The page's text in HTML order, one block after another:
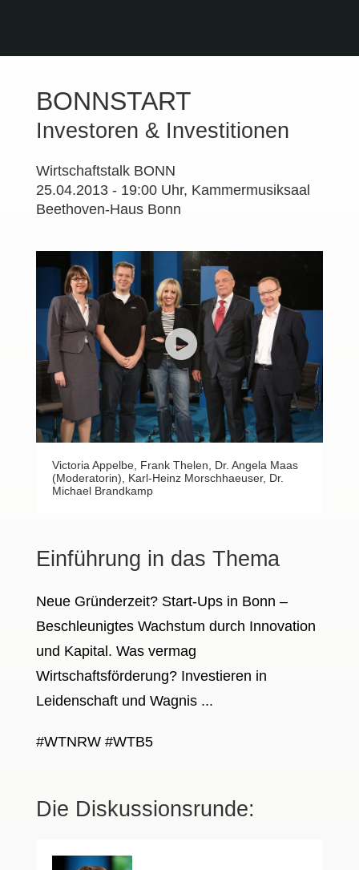
BONNSTART
Investoren & Investitionen
Wirtschaftstalk BONN
25.04.2013 - 19:00 Uhr, Kammermusiksaal
Beethoven-Haus Bonn
Victoria Appelbe, Frank Thelen, Dr. Angela Maas
(Moderatorin), Karl-Heinz Morschhaeuser, Dr.
Michael Brandkamp
Einführung in das Thema
Neue Gründerzeit? Start-Ups in Bonn –
Beschleunigtes Wachstum durch Innovation
und Kapital. Was vermag
Wirtschaftsförderung? Investieren in
Leidenschaft und Wagnis ...
#WTNRW #WTB5
Die Diskussionsrunde: